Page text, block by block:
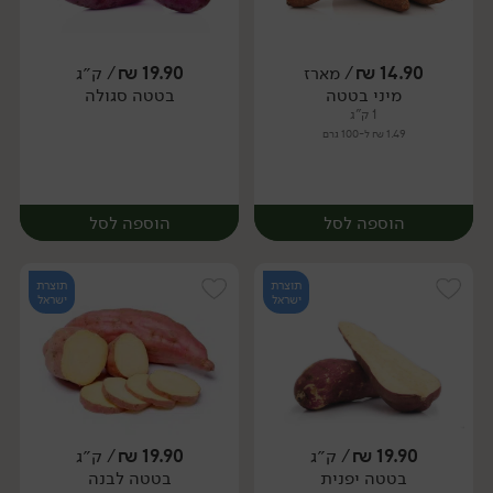
מארז יח׳ ק״ג
14.90
₪/ מארז
מיני בטטה
1 ק"ג
1.49 ₪ ל-100 גרם
הוספה לסל
מארז
19.90
₪/ ק״ג
בטטה סגולה
הוספה לסל
יח׳ ק״ג
תוצרת
ישראל
19.90
₪/ ק״ג
בטטה יפנית
תוצרת
ישראל
19.90
₪/ ק״ג
בטטה לבנה